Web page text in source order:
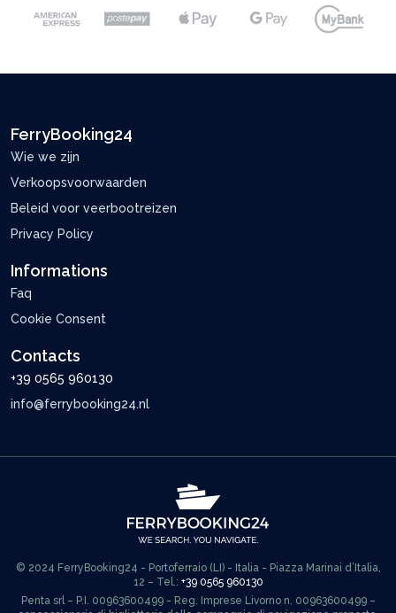
FerryBooking24
Wie we zijn
Verkoopsvoorwaarden
Beleid voor veerbootreizen
Privacy Policy
Informations
Faq
Cookie Consent
Contacts
+39 0565 960130
info@ferrybooking24.nl
© 2024 FerryBooking24 - Portoferraio (LI) - Italia - Piazza Marinai d’Italia,
12 – Tel.: +39 0565 960130
Penta srl – P.I. 00963600499 - Reg. Imprese Livorno n. 00963600499 –